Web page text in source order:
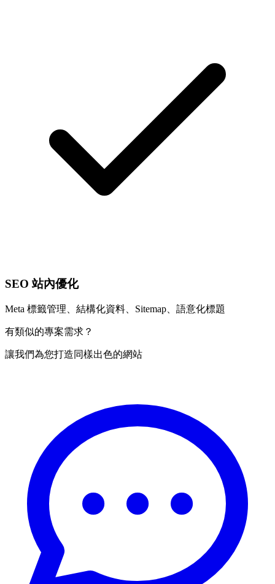
SEO 站內優化
Meta 標籤管理、結構化資料、Sitemap、語意化標題
有類似的專案需求？
讓我們為您打造同樣出色的網站